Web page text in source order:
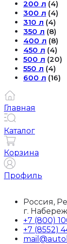
200 л (4)
300 л (4)
310 л (4)
350 л (8)
400 л (8)
450 л (4)
500 л (20)
550 л (4)
600 л (16)
Главная
Каталог
Корзина
Профиль
Россия,
г.
+7 (800)
+7 (8552)